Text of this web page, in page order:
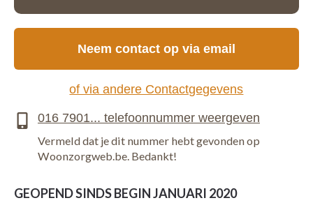
GEOPEND SINDS BEGIN JANUARI 2020
Neem contact op via email
of via andere Contactgegevens
Vermeld dat je dit nummer hebt gevonden op
Woonzorgweb.be. Bedankt!